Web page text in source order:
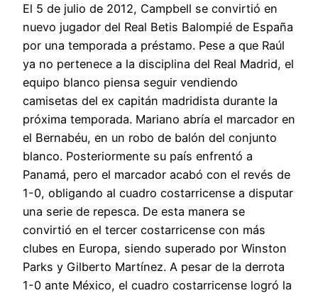
El 5 de julio de 2012, Campbell se convirtió en
nuevo jugador del Real Betis Balompié de España
por una temporada a préstamo. Pese a que Raúl
ya no pertenece a la disciplina del Real Madrid, el
equipo blanco piensa seguir vendiendo
camisetas del ex capitán madridista durante la
próxima temporada. Mariano abría el marcador en
el Bernabéu, en un robo de balón del conjunto
blanco. Posteriormente su país enfrentó a
Panamá, pero el marcador acabó con el revés de
1-0, obligando al cuadro costarricense a disputar
una serie de repesca. De esta manera se
convirtió en el tercer costarricense con más
clubes en Europa, siendo superado por Winston
Parks y Gilberto Martínez. A pesar de la derrota
1-0 ante México, el cuadro costarricense logró la